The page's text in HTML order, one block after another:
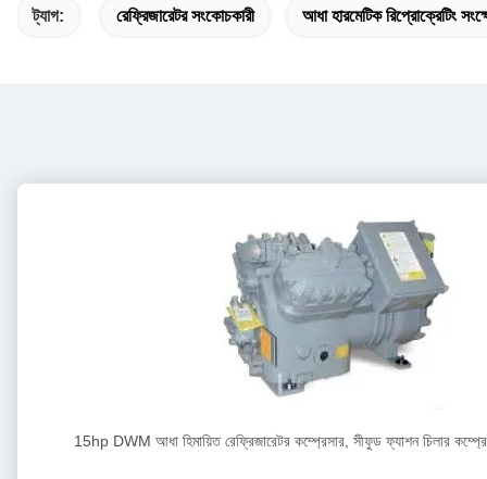
ট্যাগ: রেফ্রিজারেটর সংকোচকারী আধা হারমেটিক রিপ্রোক্রেটিং
15hp DWM আধা হিমায়িত রেফ্রিজারেটর কম্প্রেসার, সীফুড ফ্যাশন চিলার